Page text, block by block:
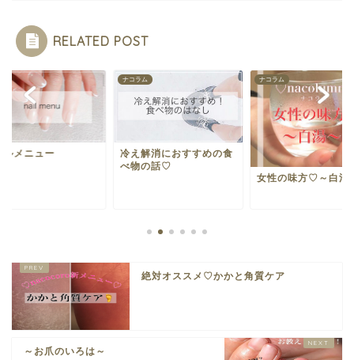
RELATED POST
ルメニュー
ナコラム
冷え解消におすすめの食
べ物の話♡
ナコラム
女性の味方♡～白湯
絶対オススメ♡かかと角質ケア
～お爪のいろは～